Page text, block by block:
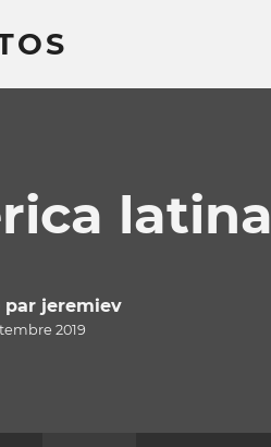
latina
par jeremiev
2019